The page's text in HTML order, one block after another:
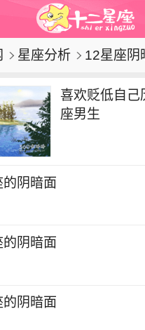
星座分析 12星座阴
喜欢贬低自己
座男生
的阴暗面
阴暗面
阴暗面